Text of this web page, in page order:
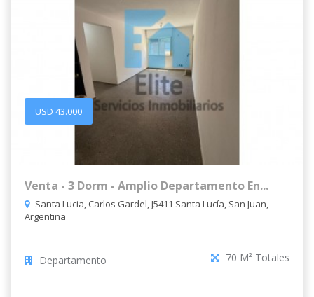
USD 43.000
Venta - 3 Dorm - Amplio Departamento En...
Santa Lucia, Carlos Gardel, J5411 Santa Lucía, San Juan,
Argentina
Departamento 70 M² Totales